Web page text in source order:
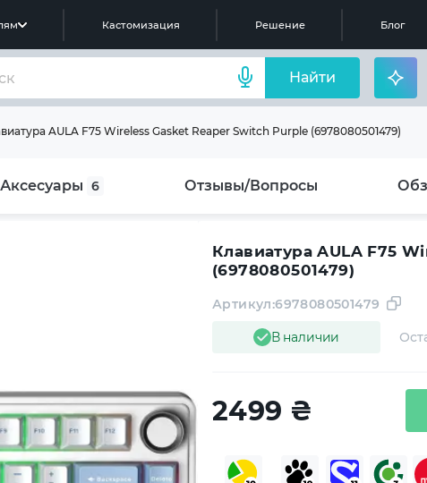
Кастомизация Решение Блог
Найти
AULA F75 Wireless Gasket Reaper Switch Purple (6978080501479)
Аксесуары 6 Отзывы/Вопросы
Клавиатура AULA F75
(6978080501479)
В наличии
Артикул:6978080501479
2499 ₴